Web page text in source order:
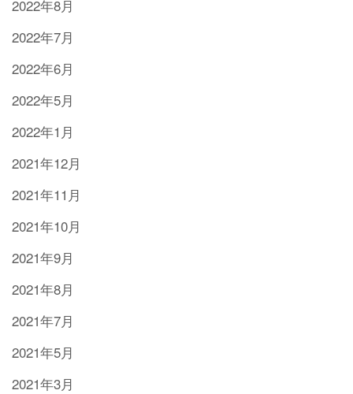
2022年8月
2022年7月
2022年6月
2022年5月
2022年1月
2021年12月
2021年11月
2021年10月
2021年9月
2021年8月
2021年7月
2021年5月
2021年3月